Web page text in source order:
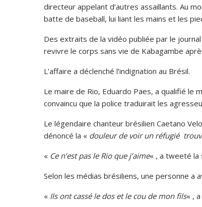
directeur appelant d’autres assaillants. Au
batte de baseball, lui liant les mains et les
Des extraits de la vidéo publiée par le
revivre le corps sans vie de Kabagambe
L’affaire a déclenché l’indignation au Brésil.
Le maire de Rio, Eduardo Paes, a qualifié le
convaincu que la police traduirait les
Le légendaire chanteur brésilien Caetano
dénoncé la « douleur de voir un réfugié
« Ce n’est pas le Rio que j’aime« , a tweeté la
Selon les médias brésiliens, une personne a
« Ils ont cassé le dos et le cou de mon fils« ,